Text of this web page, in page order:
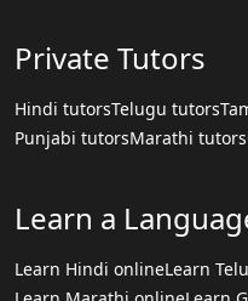
Private Tutors
Hindi tutorsTelugu tutors
Punjabi tutorsMarathi tutors
Learn a
Learn Hindi onlineLearn